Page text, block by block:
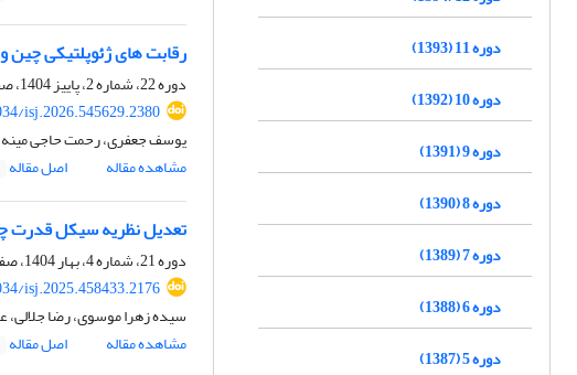
رقابت های ژئوپلتیکی چین
دوره 22، شماره 2، پاییز 1404، صفحه
isj.2026.545629.2380
یوسف جعفری، رحمت حاجی
مشاهده مقاله
اصل مقاله
تعدیل نظریه سیکل قدرت
دوره 21، شماره 4، بهار 1404، صفحه
isj.2025.458433.2176
سیده زهرا موسوی، رضا
مشاهده مقاله
اصل مقاله
دوره 11 (1393)
دوره 10 (1392)
دوره 9 (1391)
دوره 8 (1390)
دوره 7 (1389)
دوره 6 (1388)
دوره 5 (1387)